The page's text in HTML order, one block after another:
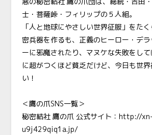
士・菩薩峠・フィリップの５人組。
「人と地球にやさしい世界征服」をた
密兵器を作るも、正義のヒーロー・デ
ーに邪魔されたり、マヌケな失敗をし
に超がつくほど貧乏だけど、今日も世
い！
＜鷹の爪SNS一覧＞
秘密結社 鷹の爪 公式サイト： http://
u9j429qiq1a.jp/